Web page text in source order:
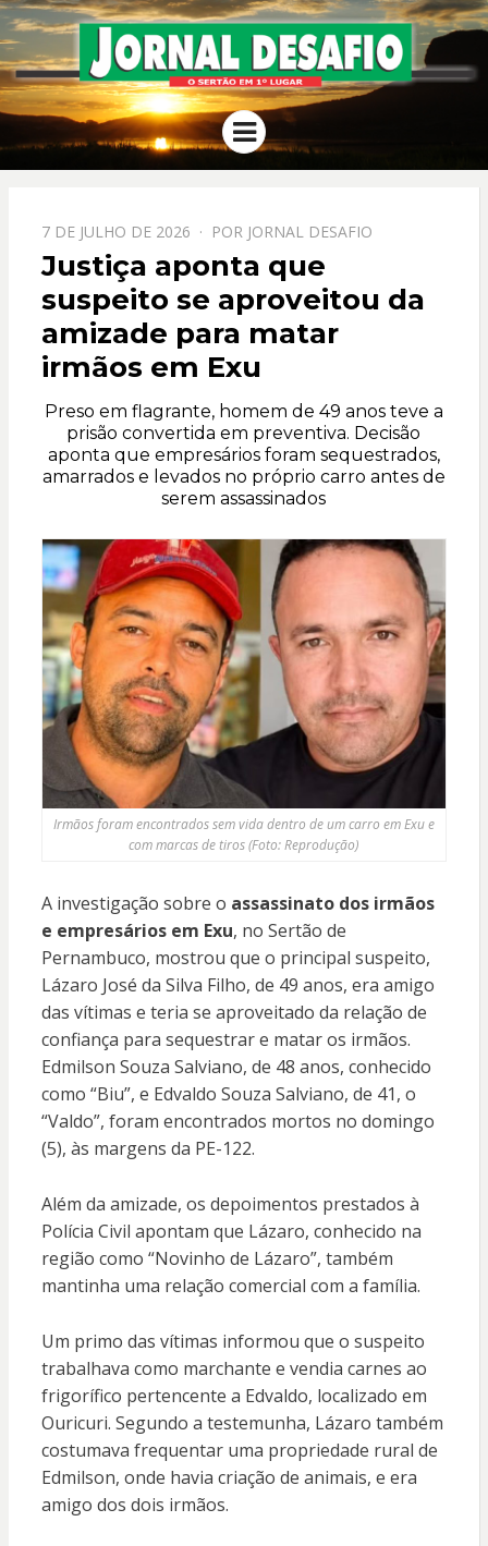
JORNAL
DESAFIO
O Sertão em 1º Lugar
Menu
PPOSTADO
EM
7 DE JULHO DE 2026 POR JORNAL DESAFIO
Justiça aponta que
suspeito se aproveitou da
amizade para matar
irmãos em Exu
Preso em flagrante, homem de 49 anos teve a
prisão convertida em preventiva. Decisão
aponta que empresários foram sequestrados,
amarrados e levados no próprio carro antes de
serem assassinados
Irmãos foram encontrados sem vida dentro de um carro em Exu e
com marcas de tiros (Foto: Reprodução)
A investigação sobre o assassinato dos irmãos
e empresários em Exu, no Sertão de
Pernambuco, mostrou que o principal suspeito,
Lázaro José da Silva Filho, de 49 anos, era amigo
das vítimas e teria se aproveitado da relação de
confiança para sequestrar e matar os irmãos.
Edmilson Souza Salviano, de 48 anos, conhecido
como “Biu”, e Edvaldo Souza Salviano, de 41, o
“Valdo”, foram encontrados mortos no domingo
(5), às margens da PE-122.
Além da amizade, os depoimentos prestados à
Polícia Civil apontam que Lázaro, conhecido na
região como “Novinho de Lázaro”, também
mantinha uma relação comercial com a família.
Um primo das vítimas informou que o suspeito
trabalhava como marchante e vendia carnes ao
frigorífico pertencente a Edvaldo, localizado em
Ouricuri. Segundo a testemunha, Lázaro também
costumava frequentar uma propriedade rural de
Edmilson, onde havia criação de animais, e era
amigo dos dois irmãos.